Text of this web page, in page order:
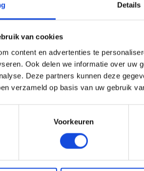
Details
van cookies
content en advertenties te
Ook delen we informatie over uw
Deze partners kunnen deze
verzameld op basis van uw gebruik
Voorkeuren
informatie over ons
team staat graag voor u